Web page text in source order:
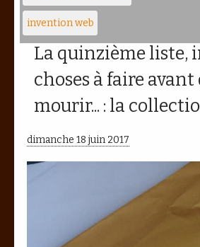
invention web
La quinzième liste,
choses à faire avant
mourir... : la
dimanche 18 juin 2017